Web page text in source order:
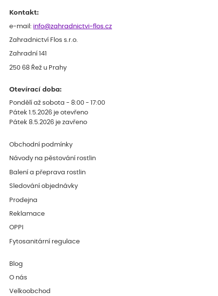
Kontakt:
e-mail: info@zahradnictvi-flos.cz
Zahradnictví Flos s.r.o.
Zahradní 141
250 68 Řež u Prahy
Otevírací doba:
Pondělí až sobota - 8:00 - 17:00
Pátek 1.5.2026 je otevřeno
Pátek 8.5.2026 je zavřeno
Obchodní podmínky
Návody na pěstování rostlin
Balení a přeprava rostlin
Sledování objednávky
Prodejna
Reklamace
OPPI
Fytosanitární regulace
Blog
O nás
Velkoobchod